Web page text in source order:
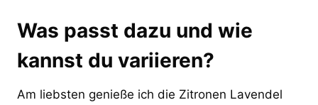
Was passt dazu und wie
kannst du variieren?
Am liebsten genieße ich die Zitronen Lavendel